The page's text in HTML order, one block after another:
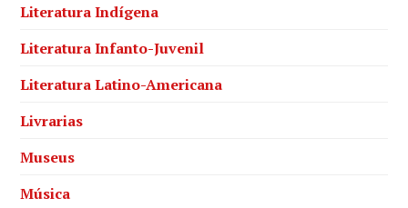
Literatura Indígena
Literatura Infanto-Juvenil
Literatura Latino-Americana
Livrarias
Museus
Música